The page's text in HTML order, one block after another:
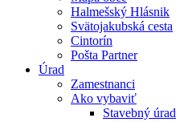
Halmešský Hlásnik
Svätojakubská cesta
Cintorín
Pošta Partner
Úrad
Zamestnanci
Ako vybaviť
Stavebný úrad